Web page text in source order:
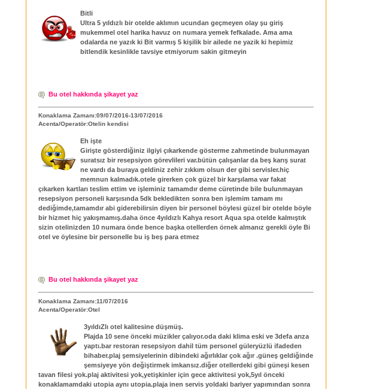
Bitli
Ultra 5 yıldızlı bir otelde aklımın ucundan geçmeyen olay şu giriş
mukemmel otel harika havuz on numara yemek fefkalade. Ama ama
odalarda ne yazık ki Bit varmış 5 kişilik bir ailede ne yazik ki hepimiz
bitlendik kesinlikle tavsiye etmiyorum sakin gitmeyin
Bu otel hakkında şikayet yaz
Konaklama Zamanı:09/07/2016-13/07/2016
Acenta/Operatör:Otelin kendisi
Eh işte
Girişte gösterdiğiniz ilgiyi çıkarkende gösterme zahmetinde bulunmayan
suratsız bir resepsiyon görevlileri var.bütün çalışanlar da beş karış surat
ne vardı da buraya geldiniz zehir zıkkım olsun der gibi servisler.hiç
memnun kalmadık.otele girerken çok güzel bir karşılama var fakat
çıkarken kartları teslim ettim ve işleminiz tamamdır deme cüretinde bile bulunmayan
resepsiyon personeli karşısında 5dk bekledikten sonra ben işlemim tamam mı
dediğimde,tamamdır abi giderebilirsin diyen bir personel böylesi güzel bir otelde böyle
bir hizmet hiç yakışmamış.daha önce 4yıldızlı Kahya resort Aqua spa otelde kalmıştık
sizin otelinizden 10 numara önde bence başka otellerden örnek almanız gerekli öyle Bi
otel ve öylesine bir personelle bu iş beş para etmez
Bu otel hakkında şikayet yaz
Konaklama Zamanı:11/07/2016
Acenta/Operatör:Otel
3yıldıZlı otel kalitesine düşmüş.
Plajda 10 sene önceki müzikler çalıyor.oda daki klima eski ve 3defa arıza
yaptı.bar restoran resepsiyon dahil tüm personel güleryüzlü ifadeden
bihaber.plaj şemsiyelerinin dibindeki ağırlıklar çok ağır .güneş geldiğinde
şemsiyeye yön değiştirmek imkansız.diğer otellerdeki gibi güneşi kesen
tavan filesi yok.plaj aktivitesi yok,yetişkinler için gece aktivitesi yok,5yıl önceki
konaklamamdaki utopia aynı utopia.plaja inen servis yoldaki bariyer yapımından sonra